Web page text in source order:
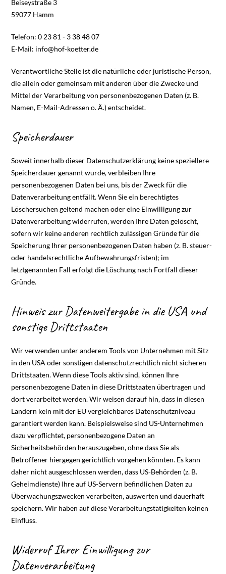
Beiseystraße 3
59077 Hamm
Telefon: 0 23 81 - 3 38 48 07
E-Mail: info@hof-koetter.de
Verantwortliche Stelle ist die natürliche oder juristische Person,
die allein oder gemeinsam mit anderen über die Zwecke und
Mittel der Verarbeitung von personenbezogenen Daten (z. B.
Namen, E-Mail-Adressen o. Ä.) entscheidet.
Speicherdauer
Soweit innerhalb dieser Datenschutzerklärung keine speziellere
Speicherdauer genannt wurde, verbleiben Ihre
personenbezogenen Daten bei uns, bis der Zweck für die
Datenverarbeitung entfällt. Wenn Sie ein berechtigtes
Löschersuchen geltend machen oder eine Einwilligung zur
Datenverarbeitung widerrufen, werden Ihre Daten gelöscht,
sofern wir keine anderen rechtlich zulässigen Gründe für die
Speicherung Ihrer personenbezogenen Daten haben (z. B. steuer-
oder handelsrechtliche Aufbewahrungsfristen); im
letztgenannten Fall erfolgt die Löschung nach Fortfall dieser
Gründe.
Hinweis zur Datenweitergabe in die USA und
sonstige Drittstaaten
Wir verwenden unter anderem Tools von Unternehmen mit Sitz
in den USA oder sonstigen datenschutzrechtlich nicht sicheren
Drittstaaten. Wenn diese Tools aktiv sind, können Ihre
personenbezogene Daten in diese Drittstaaten übertragen und
dort verarbeitet werden. Wir weisen darauf hin, dass in diesen
Ländern kein mit der EU vergleichbares Datenschutzniveau
garantiert werden kann. Beispielsweise sind US-Unternehmen
dazu verpflichtet, personenbezogene Daten an
Sicherheitsbehörden herauszugeben, ohne dass Sie als
Betroffener hiergegen gerichtlich vorgehen könnten. Es kann
daher nicht ausgeschlossen werden, dass US-Behörden (z. B.
Geheimdienste) Ihre auf US-Servern befindlichen Daten zu
Überwachungszwecken verarbeiten, auswerten und dauerhaft
speichern. Wir haben auf diese Verarbeitungstätigkeiten keinen
Einfluss.
Widerruf Ihrer Einwilligung zur
Datenverarbeitung